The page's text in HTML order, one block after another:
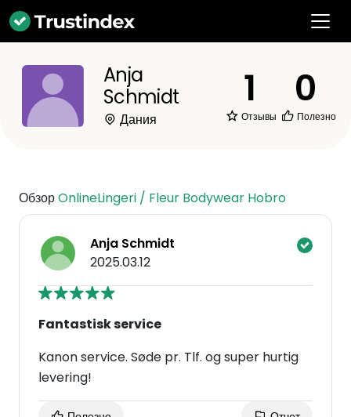
Anja
Schmidt
Дания
1
Отзывы
0
Полезно
ОбзорOnlineLingeri / Fleur Bodywear Hobro
Anja Schmidt
2025.03.12
Fantastisk service
Kanon service. Søde pr. Tlf. og super hurtig
levering!